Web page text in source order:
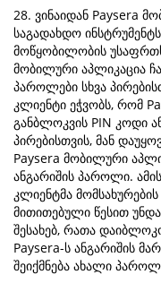
28. ვინაიდან Paysera
საგადახდო
მოწყობილობის
მობილური აპლიკაცია
პაროლები სხვა
კლიენტი ეჭვობს, რომ
განბლოკვის PIN კოდი
პირებისთვის, მან
Paysera მობილური
ანგარიშის პაროლი.
კლიენტმა
მითითებული წესით
შესახებ, რათა
Paysera-ს ანგარიშის
შეიქმნება ახალი